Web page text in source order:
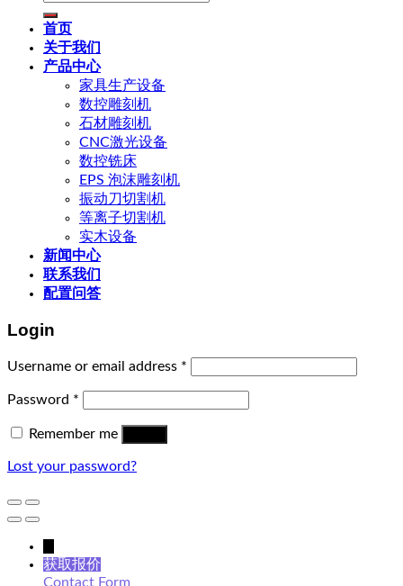
首页
关于我们
产品中心
家具生产设备
数控雕刻机
石材雕刻机
CNC激光设备
数控铣床
EPS 泡沫雕刻机
振动刀切割机
等离子切割机
实木设备
新闻中心
联系我们
配置问答
Login
Username or email address *
Password *
Remember me
Lost your password?
获取报价
Contact Form